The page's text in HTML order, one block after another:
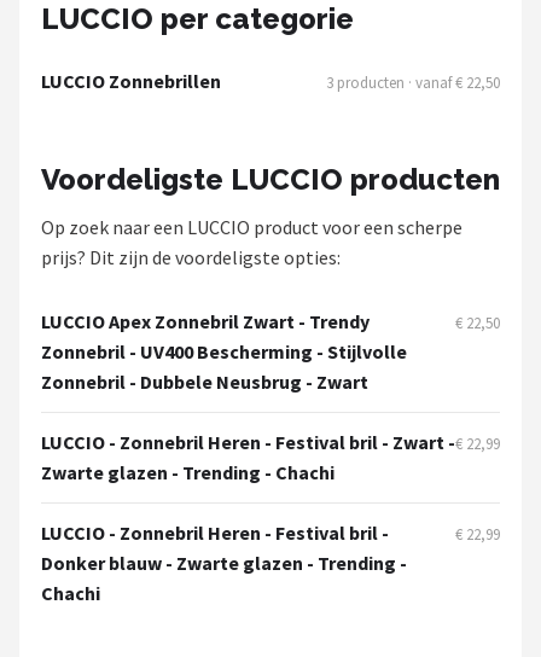
Fako Fashion®
Guess
Serengeti
Alle merken →
LUCCIO per categorie
LUCCIO Zonnebrillen 3 producten · vanaf € 22,50
Voordeligste LUCCIO producten
Op zoek naar een LUCCIO product voor een scherpe
prijs? Dit zijn de voordeligste opties:
LUCCIO Apex Zonnebril Zwart - Trendy
Zonnebril - UV400 Bescherming - Stijlvolle
Zonnebril - Dubbele Neusbrug - Zwart
€ 22,50
LUCCIO - Zonnebril Heren - Festival bril - Zwart -
Zwarte glazen - Trending - Chachi
€ 22,99
LUCCIO - Zonnebril Heren - Festival bril -
Donker blauw - Zwarte glazen - Trending -
Chachi
€ 22,99